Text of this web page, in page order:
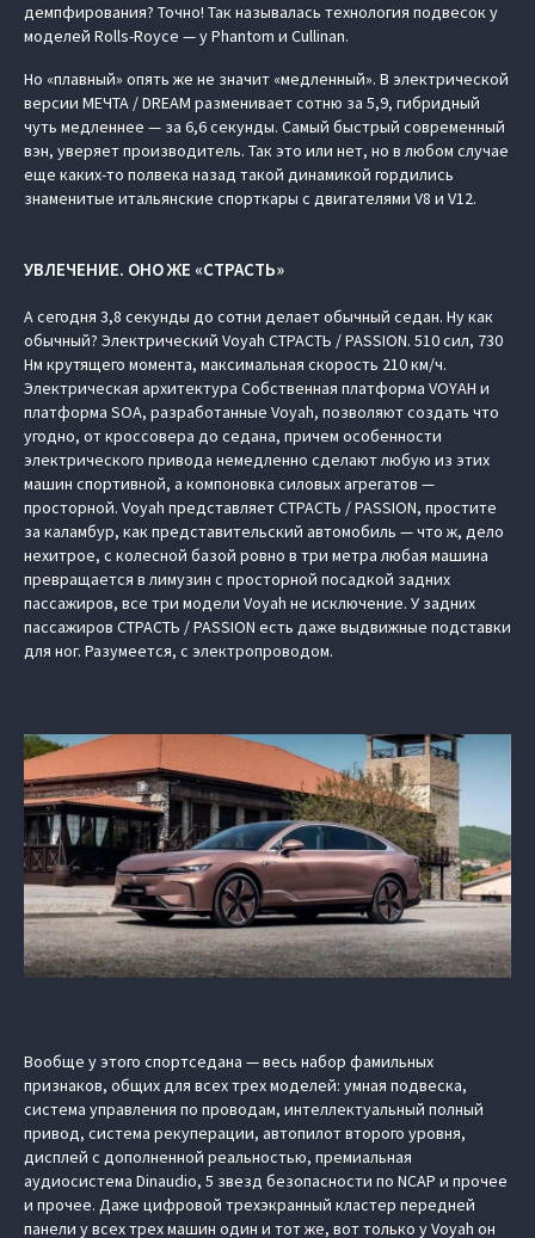
демпфирования? Точно! Так называлась технология подвесок у
моделей Rolls-Royce — у Phantom и Cullinan.
Но «плавный» опять же не значит «медленный». В электрической
версии МЕЧТА / DREAM разменивает сотню за 5,9, гибридный
чуть медленнее — за 6,6 секунды. Самый быстрый современный
вэн, уверяет производитель. Так это или нет, но в любом случае
еще каких-то полвека назад такой динамикой гордились
знаменитые итальянские спорткары с двигателями V8 и V12.
УВЛЕЧЕНИЕ. ОНО ЖЕ «СТРАСТЬ»
А сегодня 3,8 секунды до сотни делает обычный седан. Ну как
обычный? Электрический Voyah СТРАСТЬ / PASSION. 510 сил, 730
Нм крутящего момента, максимальная скорость 210 км/ч.
Электрическая архитектура Cобственная платформа VOYAH и
платформа SOA, разработанные Voyah, позволяют создать что
угодно, от кроссовера до седана, причем особенности
электрического привода немедленно сделают любую из этих
машин спортивной, а компоновка силовых агрегатов —
просторной. Voyah представляет СТРАСТЬ / PASSION, простите
за каламбур, как представительский автомобиль — что ж, дело
нехитрое, с колесной базой ровно в три метра любая машина
превращается в лимузин с просторной посадкой задних
пассажиров, все три модели Voyah не исключение. У задних
пассажиров СТРАСТЬ / PASSION есть даже выдвижные подставки
для ног. Разумеется, с электропроводом.
Вообще у этого спортседана — весь набор фамильных
признаков, общих для всех трех моделей: умная подвеска,
система управления по проводам, интеллектуальный полный
привод, система рекуперации, автопилот второго уровня,
дисплей с дополненной реальностью, премиальная
аудиосистема Dinaudio, 5 звезд безопасности по NCAP и прочее
и прочее. Даже цифровой трехэкранный кластер передней
панели у всех трех машин один и тот же, вот только у Voyah он